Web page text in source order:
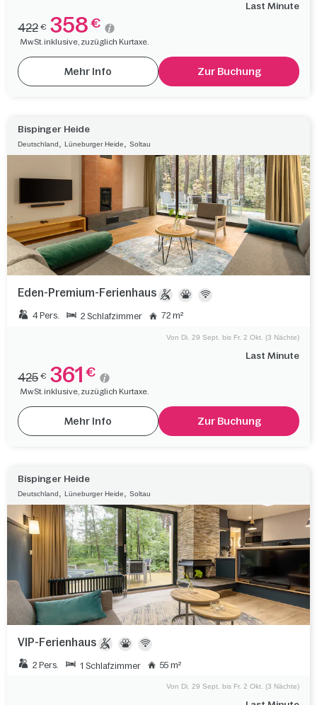
Last Minute
422 € 358 €
MwSt. inklusive, zuzüglich Kurtaxe.
Mehr Info Zur Buchung
Bispinger Heide
Deutschland , Lüneburger Heide, Soltau
Eden-Premium-Ferienhaus
4 Pers. 2 Schlafzimmer 72 m²
Last Minute
Von Di. 29 Sept. bis Fr. 2 Okt. (3 Nächte)
425 € 361 €
MwSt. inklusive, zuzüglich Kurtaxe.
Mehr Info Zur Buchung
Bispinger Heide
Deutschland Lüneburger Heide Soltau
VIP-Ferienhaus
2 Pers. 1 Schlafzimmer 55 m²
Von Di. 29 Sept. bis Fr. 2 Okt. (3 Nächte)